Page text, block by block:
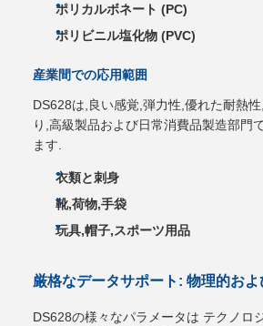
ポリカルボネート (PC)
ポリビニル塩化物 (PVC)
産業間での応用範囲
DS628は,良い感覚,弾力性,優れた耐熱
り,高級製品および日常消費品製造部門
ます.
衣類と刺身
靴,荷物,手袋
玩具,帽子,スポーツ用品
厳格なデータサポート: 物理的お
DS628の様々なパラメータは テクノロ